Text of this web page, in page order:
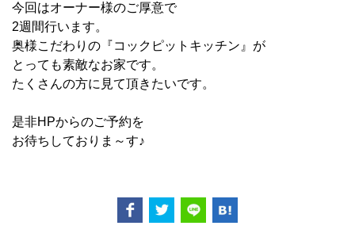
今回はオーナー様のご厚意で
2週間行います。
奥様こだわりの『コックピットキッチン』が
とっても素敵なお家です。
たくさんの方に見て頂きたいです。
是非HPからのご予約を
お待ちしておりま～す♪